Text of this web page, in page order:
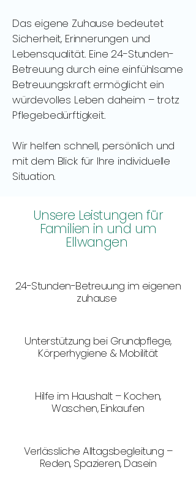
Das eigene Zuhause bedeutet
Sicherheit, Erinnerungen und
Lebensqualität. Eine 24-Stunden-
Betreuung durch eine einfühlsame
Betreuungskraft ermöglicht ein
würdevolles Leben daheim – trotz
Pflegebedürftigkeit.
Wir helfen schnell, persönlich und
mit dem Blick für Ihre individuelle
Situation.
​Unsere Leistungen für
Familien in und um
Ellwangen
​24-Stunden-Betreuung im eigenen
zuhause
​Unterstützung bei Grundpflege,
Körperhygiene & Mobilität
Hilfe im Haushalt – Kochen,
Waschen, Einkaufen
Verlässliche Alltagsbegleitung –
Reden, Spazieren, Dasein